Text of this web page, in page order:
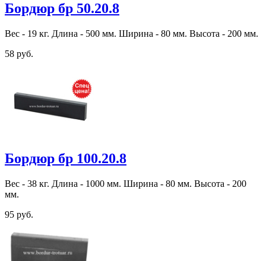
Бордюр бр 50.20.8
Вес - 19 кг. Длина - 500 мм. Ширина - 80 мм. Высота - 200 мм.
58 руб.
Бордюр бр 100.20.8
Вес - 38 кг. Длина - 1000 мм. Ширина - 80 мм. Высота - 200
мм.
95 руб.